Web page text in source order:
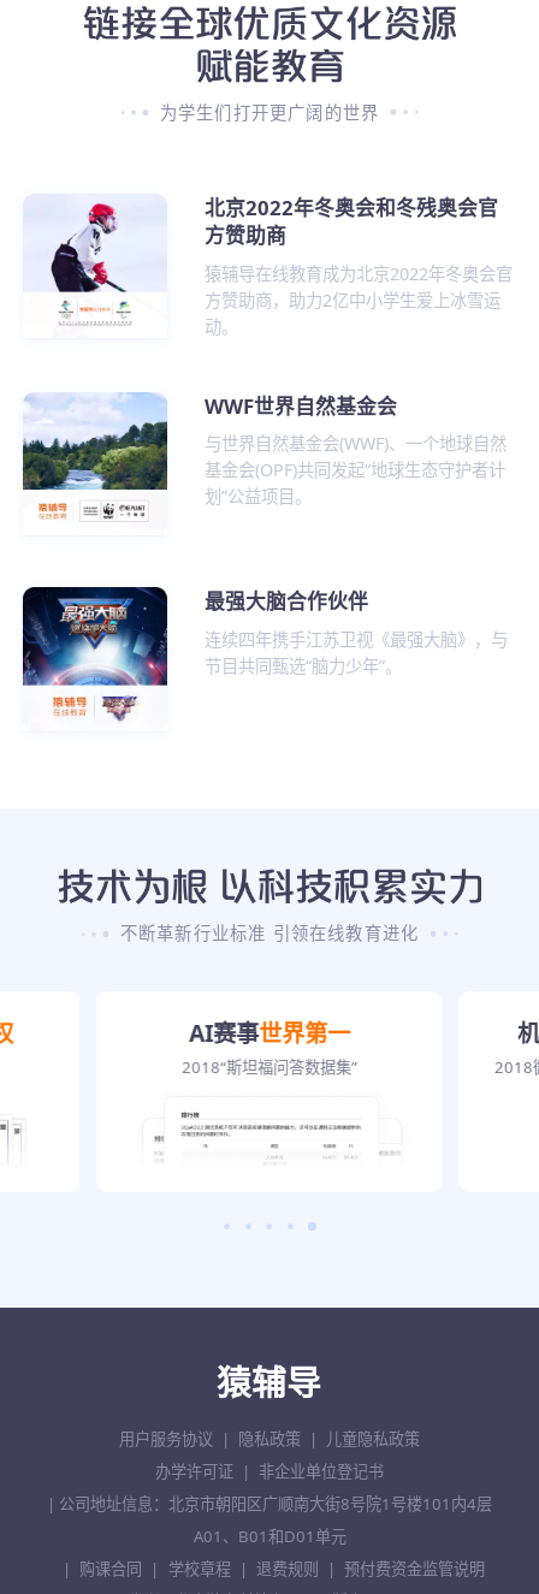
为学生们打开更广阔的世界
北京2022年冬奥会和冬残奥会官
方赞助商
猿辅导在线教育成为北京2022年冬奥会官
方赞助商，助力2亿中小学生爱上冰雪运
动。
WWF世界自然基金会
与世界自然基金会(WWF)、一个地球自然
基金会(OPF)共同发起“地球生态守护者计
划”公益项目。
最强大脑合作伙伴
连续四年携手江苏卫视《最强大脑》，与
节目共同甄选“脑力少年”。
不断革新行业标准 引领在线教育进化
AI赛事世界第一
2018“斯坦福问答数据集” 2018
用户服务协议 | 隐私政策 |
儿童隐私政策
办学许可证
|
非企业单位登记书
| 公司地址信息：北京市朝阳区广顺南大街8号院1号楼101内4层
A01、B01和D01单元
|
购课合同 | 学校章程 | 退费规则 | 预付费资金监管说明